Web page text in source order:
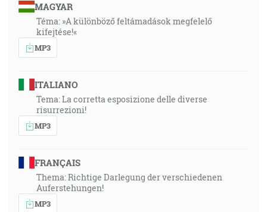
MAGYAR
Téma: »A különböző feltámadások megfelelő
kifejtése!«
MP3
ITALIANO
Tema: La corretta esposizione delle diverse
risurrezioni!
MP3
FRANÇAIS
Thema: Richtige Darlegung der verschiedenen
Auferstehungen!
MP3